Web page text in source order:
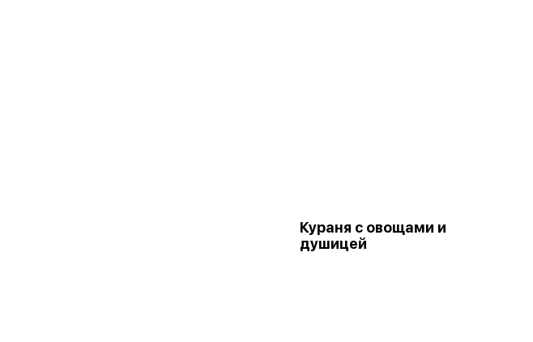
Кураня с овощами и
душицей